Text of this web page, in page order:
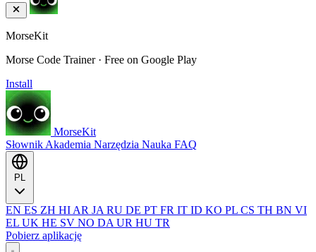
MorseKit
Morse Code Trainer · Free on Google Play
Install
MorseKit
Słownik Akademia Narzędzia Nauka FAQ
EN ES ZH HI AR JA RU DE PT FR IT ID KO PL CS TH BN VI
EL UK HE SV NO DA UR HU TR
Pobierz aplikację